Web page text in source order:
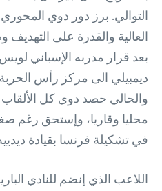
التوالي. برز دور دوي المحوري
العالية والقدرة على
بعد قرار مدربه الإسباني
ديمبيلي الى مركز رأس
والحالي حصد دوي كل
محليا وقاريا، وإستحق رغم
في تشكيلة فرنسا بقيادة
اللاعب الذي إنضم للنادي